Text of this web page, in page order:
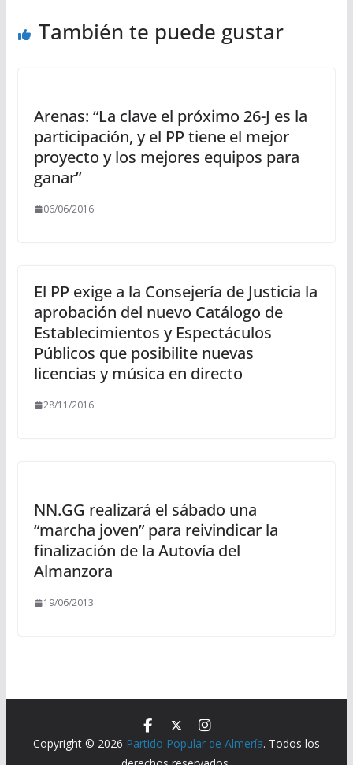
También te puede gustar
Arenas: “La clave el próximo 26-J es la
participación, y el PP tiene el mejor
proyecto y los mejores equipos para
ganar”
06/06/2016
El PP exige a la Consejería de Justicia la
aprobación del nuevo Catálogo de
Establecimientos y Espectáculos
Públicos que posibilite nuevas
licencias y música en directo
28/11/2016
NN.GG realizará el sábado una
“marcha joven” para reivindicar la
finalización de la Autovía del
Almanzora
19/06/2013
Copyright © 2026 Partido Popular de Almería. Todos los